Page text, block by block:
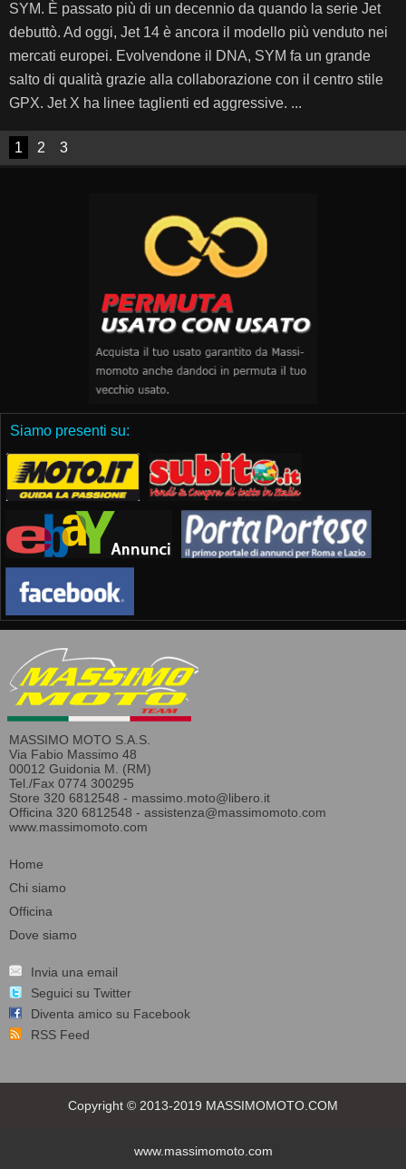
SYM. È passato più di un decennio da quando la serie Jet
debuttò. Ad oggi, Jet 14 è ancora il modello più venduto nei
mercati europei. Evolvendone il DNA, SYM fa un grande
salto di qualità grazie alla collaborazione con il centro stile
GPX. Jet X ha linee taglienti ed aggressive. ...
1 2 3
Siamo presenti su:
MASSIMO MOTO S.A.S.
Via Fabio Massimo 48
00012 Guidonia M. (RM)
Tel./Fax 0774 300295
Store 320 6812548 - massimo.moto@libero.it
Officina 320 6812548 - assistenza@massimomoto.com
www.massimomoto.com
Home
Chi siamo
Officina
Dove siamo
Invia una email
Seguici su Twitter
Diventa amico su Facebook
RSS Feed
Copyright © 2013-2019 MASSIMOMOTO.COM
www.massimomoto.com